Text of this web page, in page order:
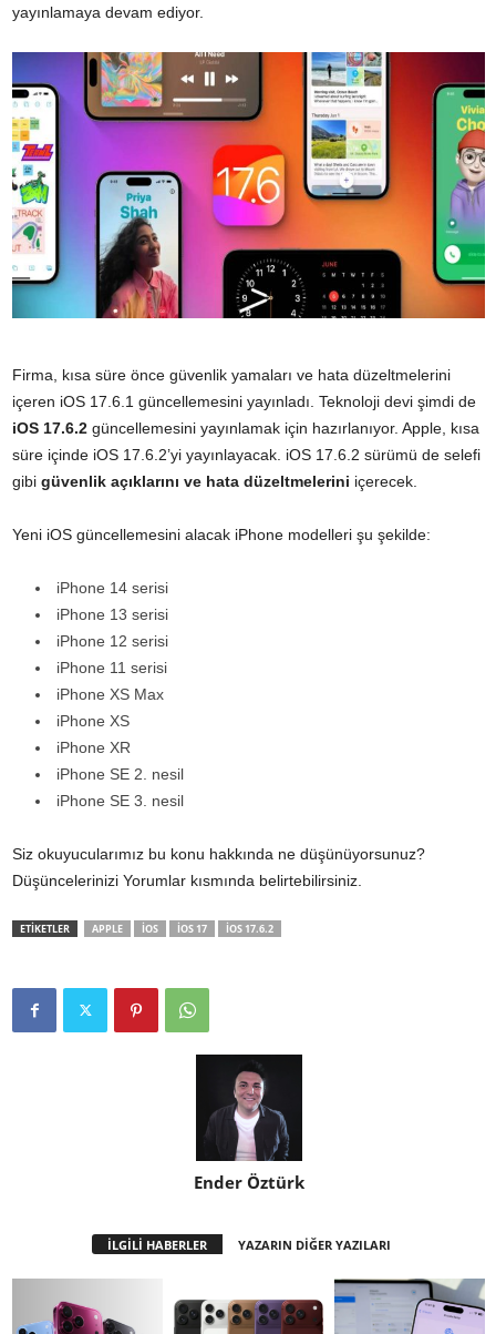
yayınlamaya devam ediyor.
Firma, kısa süre önce güvenlik yamaları ve hata düzeltmelerini
içeren iOS 17.6.1 güncellemesini yayınladı. Teknoloji devi şimdi de
iOS 17.6.2 güncellemesini yayınlamak için hazırlanıyor. Apple, kısa
süre içinde iOS 17.6.2’yi yayınlayacak. iOS 17.6.2 sürümü de selefi
gibi güvenlik açıklarını ve hata düzeltmelerini içerecek.
Yeni iOS güncellemesini alacak iPhone modelleri şu şekilde:
iPhone 14 serisi
iPhone 13 serisi
iPhone 12 serisi
iPhone 11 serisi
iPhone XS Max
iPhone XS
iPhone XR
iPhone SE 2. nesil
iPhone SE 3. nesil
Siz okuyucularımız bu konu hakkında ne düşünüyorsunuz?
Düşüncelerinizi Yorumlar kısmında belirtebilirsiniz.
ETİKETLER APPLE IOS IOS 17 IOS 17.6.2
Ender Öztürk
İLGİLİ HABERLER YAZARIN DİĞER YAZILARI